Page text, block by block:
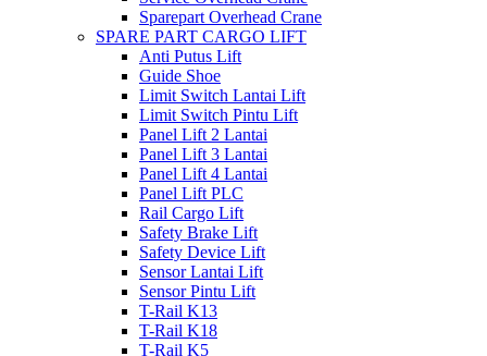
Sparepart Overhead Crane
SPARE PART CARGO LIFT
Anti Putus Lift
Guide Shoe
Limit Switch Lantai Lift
Limit Switch Pintu Lift
Panel Lift 2 Lantai
Panel Lift 3 Lantai
Panel Lift 4 Lantai
Panel Lift PLC
Rail Cargo Lift
Safety Brake Lift
Safety Device Lift
Sensor Lantai Lift
Sensor Pintu Lift
T-Rail K13
T-Rail K18
T-Rail K5